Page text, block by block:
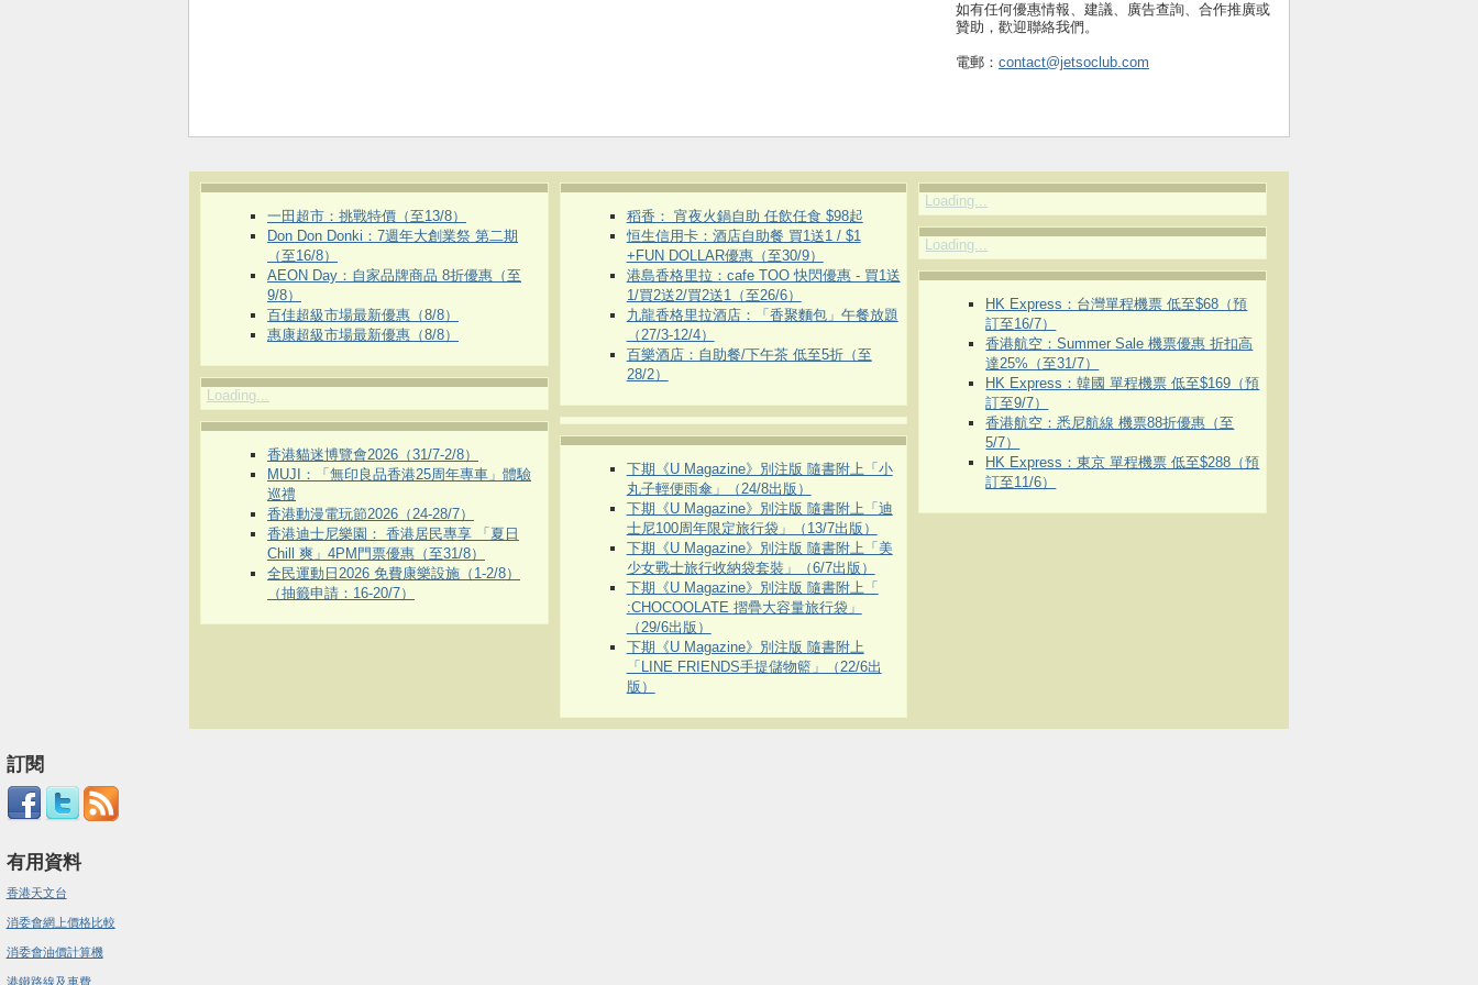
如有任何優惠情報、建議、廣告查詢、合作推廣或
贊助，歡迎聯絡我們。
電郵： contact@jetsoclub.com
一田超市：挑戰特價（至13/8）
Don Don Donki：7週年大創業祭 第二期
（至16/8）
AEON Day：自家品牌商品 8折優惠（至
9/8）
百佳超級市場最新優惠（8/8）
惠康超級市場最新優惠（8/8）
Loading...
香港貓迷博覽會2026（31/7-2/8）
MUJI：「無印良品香港25周年專車」體驗
巡禮
香港動漫電玩節2026（24-28/7）
香港迪士尼樂園： 香港居民專享 「夏日
Chill 爽」4PM門票優惠（至31/8）
全民運動日2026 免費康樂設施（1-2/8）
（抽籤申請：16-20/7）
稻香： 宵夜火鍋自助 任飲任食 $98起
恒生信用卡：酒店自助餐 買1送1 / $1
+FUN DOLLAR優惠（至30/9）
港島香格里拉：cafe TOO 快閃優惠 - 買1送
1/買2送2/買2送1（至26/6）
九龍香格里拉酒店：「香聚麵包」午餐放題
（27/3-12/4）
百樂酒店：自助餐/下午茶 低至5折（至
28/2）
下期《U Magazine》別注版 隨書附上「小
丸子輕便雨傘」（24/8出版）
下期《U Magazine》別注版 隨書附上「迪
士尼100周年限定旅行袋」（13/7出版）
下期《U Magazine》別注版 隨書附上「美
少女戰士旅行收納袋套裝」（6/7出版）
下期《U Magazine》別注版 隨書附上「
:CHOCOOLATE 摺疊大容量旅行袋」
（29/6出版）
下期《U Magazine》別注版 隨書附上
「LINE FRIENDS手提儲物籃」（22/6出
版）
Loading...
Loading...
HK Express：台灣單程機票 低至$68（預
訂至16/7）
香港航空：Summer Sale 機票優惠 折扣高
達25%（至31/7）
HK Express：韓國 單程機票 低至$169（預
訂至9/7）
香港航空：悉尼航線 機票88折優惠（至
5/7）
HK Express：東京 單程機票 低至$288（預
訂至11/6）
訂閱
有用資料
香港天文台
消委會網上價格比較
消委會油價計算機
港鐵路線及車費